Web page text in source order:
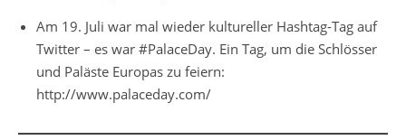
Am 19. Juli war mal wieder kultureller Hashtag-Tag auf
Twitter – es war #PalaceDay. Ein Tag, um die Schlösser
und Paläste Europas zu feiern:
http://www.palaceday.com/